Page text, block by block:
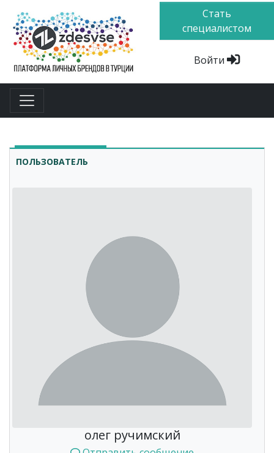
Стать
специалистом
Войти
ПОЛЬЗОВАТЕЛЬ
олег ручимский